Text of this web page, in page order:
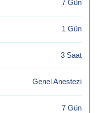
7 Gün
1 Gün
3 Saat
Genel Anestezi
7 Gün